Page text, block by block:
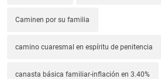
Caminen por su familia
camino cuaresmal en espíritu de penitencia
canasta básica familiar-inflación en 3.40%